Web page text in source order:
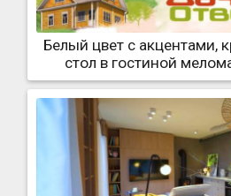
Белый цвет с акцентами,
стол в гостиной